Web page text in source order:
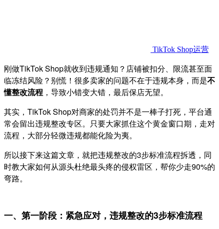
TikTok Shop运营
刚做TikTok Shop就收到违规通知？店铺被扣分、限流甚至面
临冻结风险？别慌！很多卖家的问题不在于违规本身，而是不
懂整改流程 ，导致小错变大错，最后保店无望。
其实，TikTok Shop对商家的处罚并不是一棒子打死，平台通
常会留出违规整改专区。只要大家抓住这个黄金窗口期，走对
流程，大部分轻微违规都能化险为夷。
所以接下来这篇文章，就把违规整改的3步标准流程拆透，同
时教大家如何从源头杜绝最头疼的侵权雷区，帮你少走90%的
弯路。
一、第一阶段：紧急应对，违规整改的3步标准流程